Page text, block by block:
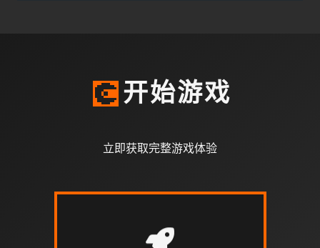
💽 开始游戏
立即获取完整游戏体验